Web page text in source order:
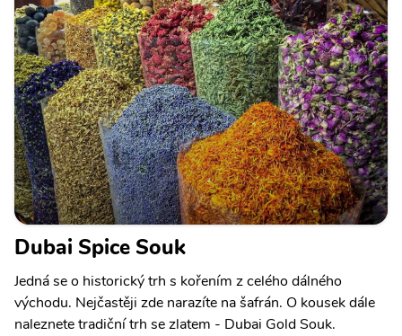
Dubai Spice Souk
Jedná se o historický trh s kořením z celého dálného
východu. Nejčastěji zde narazíte na šafrán. O kousek dále
naleznete tradiční trh se zlatem - Dubai Gold Souk.